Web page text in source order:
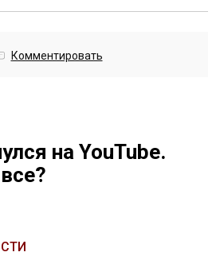
Комментировать
на YouTube.